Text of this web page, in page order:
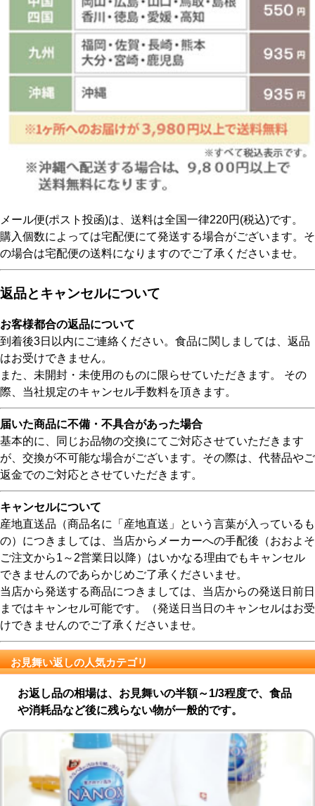
メール便(ポスト投函)は、送料は全国一律220円(税込)です。
購入個数によっては宅配便にて発送する場合がございます。そ
の場合は宅配便の送料になりますのでご了承くださいませ。
返品とキャンセルについて
お客様都合の返品について
到着後3日以内にご連絡ください。食品に関しましては、返品
はお受けできません。
また、未開封・未使用のものに限らせていただきます。 その
際、当社規定のキャンセル手数料を頂きます。
届いた商品に不備・不具合があった場合
基本的に、同じお品物の交換にてご対応させていただきます
が、交換が不可能な場合がございます。その際は、代替品やご
返金でのご対応とさせていただきます。
キャンセルについて
産地直送品（商品名に「産地直送」という言葉が入っているも
の）につきましては、当店からメーカーへの手配後（おおよそ
ご注文から1～2営業日以降）はいかなる理由でもキャンセル
できませんのであらかじめご了承くださいませ。
当店から発送する商品につきましては、当店からの発送日前日
まではキャンセル可能です。（発送日当日のキャンセルはお受
けできませんのでご了承くださいませ。
お見舞い返しの人気カテゴリ
お返し品の相場は、お見舞いの半額～1/3程度で、食品
や消耗品など後に残らない物が一般的です。